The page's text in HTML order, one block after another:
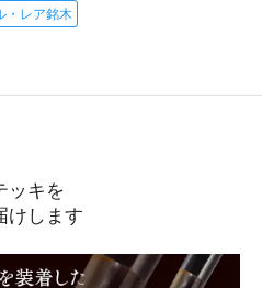
・レア銘木
ッキを
けします